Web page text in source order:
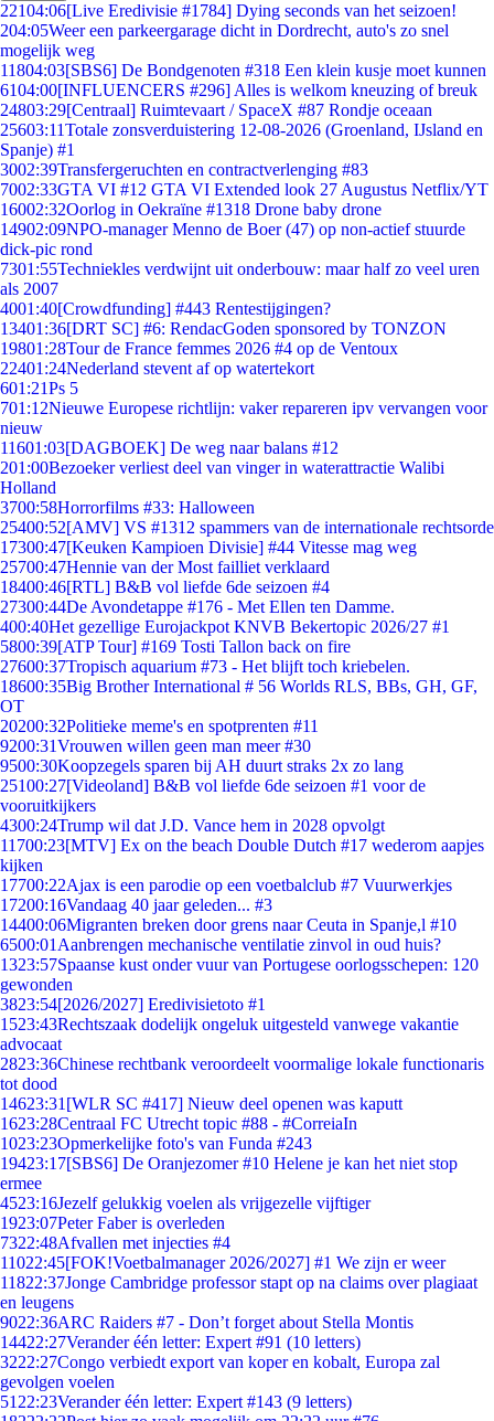
22104:06[Live Eredivisie #1784] Dying seconds van het seizoen!
204:05Weer een parkeergarage dicht in Dordrecht, auto's zo snel
mogelijk weg
11804:03[SBS6] De Bondgenoten #318 Een klein kusje moet kunnen
6104:00[INFLUENCERS #296] Alles is welkom kneuzing of breuk
24803:29[Centraal] Ruimtevaart / SpaceX #87 Rondje oceaan
25603:11Totale zonsverduistering 12-08-2026 (Groenland, IJsland en
Spanje) #1
3002:39Transfergeruchten en contractverlenging #83
7002:33GTA VI #12 GTA VI Extended look 27 Augustus Netflix/YT
16002:32Oorlog in Oekraïne #1318 Drone baby drone
14902:09NPO-manager Menno de Boer (47) op non-actief stuurde
dick-pic rond
7301:55Techniekles verdwijnt uit onderbouw: maar half zo veel uren
als 2007
4001:40[Crowdfunding] #443 Rentestijgingen?
13401:36[DRT SC] #6: RendacGoden sponsored by TONZON
19801:28Tour de France femmes 2026 #4 op de Ventoux
22401:24Nederland stevent af op watertekort
601:21Ps 5
701:12Nieuwe Europese richtlijn: vaker repareren ipv vervangen voor
nieuw
11601:03[DAGBOEK] De weg naar balans #12
201:00Bezoeker verliest deel van vinger in waterattractie Walibi
Holland
3700:58Horrorfilms #33: Halloween
25400:52[AMV] VS #1312 spammers van de internationale rechtsorde
17300:47[Keuken Kampioen Divisie] #44 Vitesse mag weg
25700:47Hennie van der Most failliet verklaard
18400:46[RTL] B&B vol liefde 6de seizoen #4
27300:44De Avondetappe #176 - Met Ellen ten Damme.
400:40Het gezellige Eurojackpot KNVB Bekertopic 2026/27 #1
5800:39[ATP Tour] #169 Tosti Tallon back on fire
27600:37Tropisch aquarium #73 - Het blijft toch kriebelen.
18600:35Big Brother International # 56 Worlds RLS, BBs, GH, GF,
OT
20200:32Politieke meme's en spotprenten #11
9200:31Vrouwen willen geen man meer #30
9500:30Koopzegels sparen bij AH duurt straks 2x zo lang
25100:27[Videoland] B&B vol liefde 6de seizoen #1 voor de
vooruitkijkers
4300:24Trump wil dat J.D. Vance hem in 2028 opvolgt
11700:23[MTV] Ex on the beach Double Dutch #17 wederom aapjes
kijken
17700:22Ajax is een parodie op een voetbalclub #7 Vuurwerkjes
17200:16Vandaag 40 jaar geleden... #3
14400:06Migranten breken door grens naar Ceuta in Spanje,l #10
6500:01 Aanbrengen mechanische ventilatie zinvol in oud huis?
1323:57Spaanse kust onder vuur van Portugese oorlogsschepen: 120
gewonden
3823:54[2026/2027] Eredivisietoto #1
1523:43Rechtszaak dodelijk ongeluk uitgesteld vanwege vakantie
advocaat
2823:36Chinese rechtbank veroordeelt voormalige lokale functionaris
tot dood
14623:31 [WLR SC #417] Nieuw deel openen was kaputt
1623:28Centraal FC Utrecht topic #88 - #CorreiaIn
1023:23Opmerkelijke foto's van Funda #243
19423:17[SBS6] De Oranjezomer #10 Helene je kan het niet stop
ermee
4523:16Jezelf gelukkig voelen als vrijgezelle vijftiger
1923:07Peter Faber is overleden
7322:48Afvallen met injecties #4
11022:45[FOK!Voetbalmanager 2026/2027] #1 We zijn er weer
11822:37Jonge Cambridge professor stapt op na claims over plagiaat
en leugens
9022:36ARC Raiders #7 - Don’t forget about Stella Montis
14422:27Verander één letter: Expert #91 (10 letters)
3222:27Congo verbiedt export van koper en kobalt, Europa zal
gevolgen voelen
51 22:23Verander één letter: Expert #143 (9 letters)